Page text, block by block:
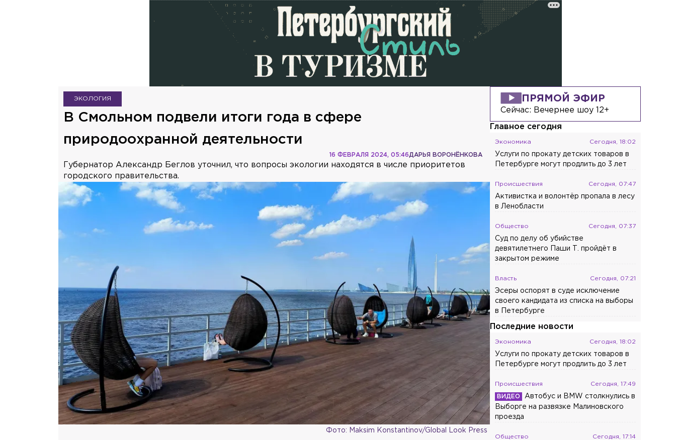
ЭКОЛОГИЯ
В Смольном подвели итоги года в сфере
природоохранной деятельности
ДАРЬЯ ВОРОНЁНКОВА
16 ФЕВРАЛЯ 2024, 05:46
Губернатор Александр Беглов уточнил, что вопросы экологии находятся в числе приоритетов
городского правительства.
Фото: Maksim Konstantinov/Global Look Press
ПРЯМОЙ ЭФИР
Сейчас: Вечернее шоу 12+
Главное сегодня
Экономика Сегодня, 18:02
Услуги по прокату детских товаров в
Петербурге могут продлить до 3 лет
Происшествия Сегодня, 07:47
Активистка и волонтёр пропала в лесу
в Ленобласти
Общество Сегодня, 07:37
Суд по делу об убийстве
девятилетнего Паши Т. пройдёт в
закрытом режиме
Власть Сегодня, 07:21
Эсеры оспорят в суде исключение
своего кандидата из списка на выборы
в Петербурге
Последние новости
Экономика Сегодня, 18:02
Услуги по прокату детских товаров в
Петербурге могут продлить до 3 лет
Происшествия Сегодня, 17:49
Автобус и BMW столкнулись в
Выборге на развязке Малиновского
проезда
Общество Сегодня, 17:14